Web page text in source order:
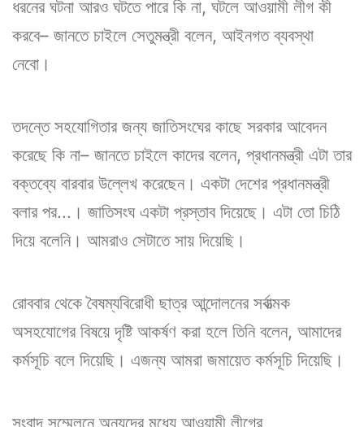
ধরনের ঘটনা আরও ঘটতে পারে কি না, ঘটলে আওয়ামী লীগ কী
করবে– জানতে চাইলে সেতুমন্ত্রী বলেন, আইনগত ব্যবস্থা
নেবো।
তদন্তে সহযোগিতার জন্য জাতিসংঘের কাছে সরকার আবেদন
করেছে কি না– জানতে চাইলে কাদের বলেন, প্রধানমন্ত্রী এটা তার
বক্তব্যে বারবার উল্লেখ করেছেন। একটা দেশের প্রধানমন্ত্রী
বলার পর...। জাতিসংঘ একটা প্রস্তাব দিয়েছে। এটা তো চিঠি
দিয়ে বলেনি। আমরাও সেটাতে সায় দিয়েছি।
রোববার থেকে বৈষম্যবিরোধী ছাত্র আন্দোলনের সর্বাত্মক
অসহযোগের বিষয়ে দৃষ্টি আকর্ষণ করা হলে তিনি বলেন, আমাদের
কর্মসূচি বলে দিয়েছি। এজন্য আমরা জমায়েত কর্মসূচি দিয়েছি।
সংবাদ সম্মেলনে অন্যদের মধ্যে আওয়ামী লীগের